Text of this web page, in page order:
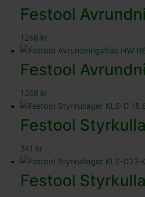
Festool
1268 kr
Festool
1268 kr
Festool
341 kr
Festool